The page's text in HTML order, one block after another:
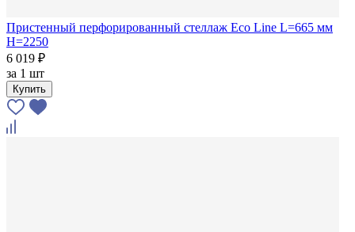
Пристенный перфорированный стеллаж Eco Line L=665 мм
H=2250
6 019 ₽
за 1 шт
Купить